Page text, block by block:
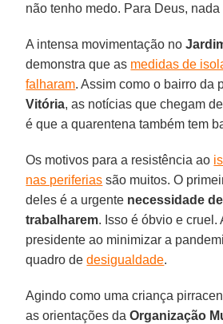
não tenho medo. Para Deus, nada
A intensa movimentação no
demonstra que as medidas de
falharam. Assim como o bairro da
Vitória, as notícias que chegam
é que a quarentena também tem
Os motivos para a resistência ao
nas periferias são muitos. O
deles é a urgente necessidade
trabalharem. Isso é óbvio e cruel.
presidente ao minimizar a
quadro dedesigualdade.
Agindo como uma criança
as orientações daOrganização